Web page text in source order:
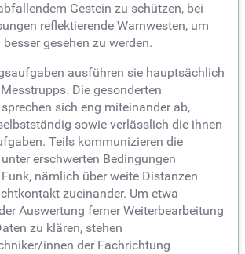
Gestein zu schützen, bei
reflektierende Warnwesten, um
gesehen zu werden.
ausführen sie hauptsächlich
Die gesonderten
sich eng miteinander ab,
sowie verlässlich die ihnen
Teils kommunizieren die
erschwerten Bedingungen
nämlich über weite Distanzen
zueinander. Um etwa
Auswertung ferner Weiterbearbeitung
zu klären, stehen
innen der Fachrichtung